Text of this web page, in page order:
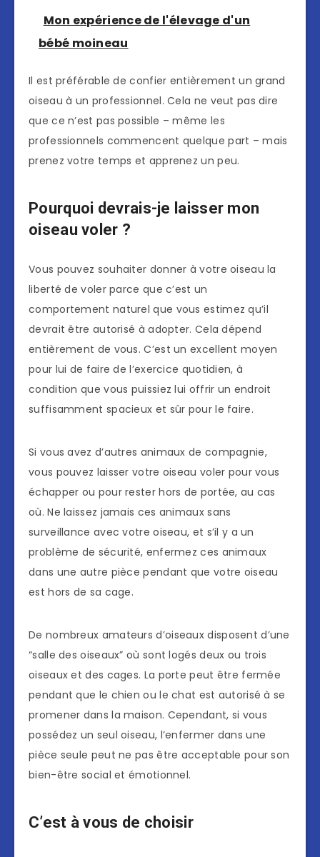
Mon expérience de l'élevage d'un
bébé moineau
Il est préférable de confier entièrement un grand
oiseau à un professionnel. Cela ne veut pas dire
que ce n’est pas possible – même les
professionnels commencent quelque part – mais
prenez votre temps et apprenez un peu.
Pourquoi devrais-je laisser mon
oiseau voler ?
Vous pouvez souhaiter donner à votre oiseau la
liberté de voler parce que c’est un
comportement naturel que vous estimez qu’il
devrait être autorisé à adopter. Cela dépend
entièrement de vous. C’est un excellent moyen
pour lui de faire de l’exercice quotidien, à
condition que vous puissiez lui offrir un endroit
suffisamment spacieux et sûr pour le faire.
Si vous avez d’autres animaux de compagnie,
vous pouvez laisser votre oiseau voler pour vous
échapper ou pour rester hors de portée, au cas
où. Ne laissez jamais ces animaux sans
surveillance avec votre oiseau, et s’il y a un
problème de sécurité, enfermez ces animaux
dans une autre pièce pendant que votre oiseau
est hors de sa cage.
De nombreux amateurs d’oiseaux disposent d’une
“salle des oiseaux” où sont logés deux ou trois
oiseaux et des cages. La porte peut être fermée
pendant que le chien ou le chat est autorisé à se
promener dans la maison. Cependant, si vous
possédez un seul oiseau, l’enfermer dans une
pièce seule peut ne pas être acceptable pour son
bien-être social et émotionnel.
C’est à vous de choisir